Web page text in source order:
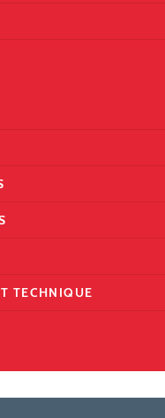
TECHNIQUE